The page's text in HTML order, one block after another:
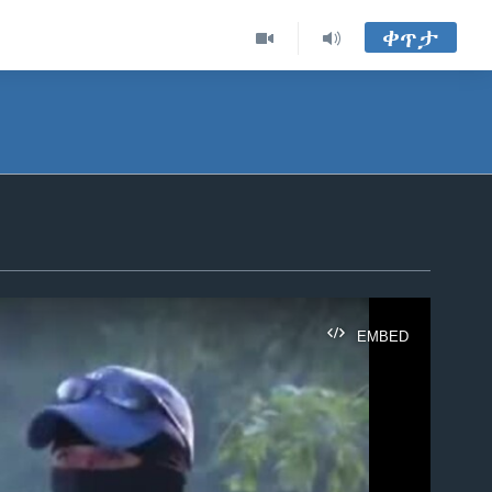
ቀጥታ
EMBED